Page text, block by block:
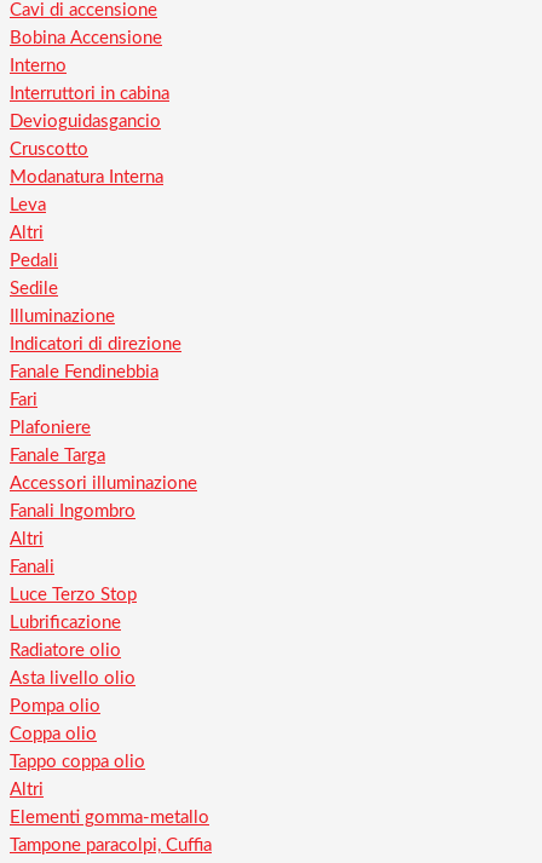
Cavi di accensione
Bobina Accensione
Interno
Interruttori in cabina
Devioguidasgancio
Cruscotto
Modanatura Interna
Leva
Altri
Pedali
Sedile
Illuminazione
Indicatori di direzione
Fanale Fendinebbia
Fari
Plafoniere
Fanale Targa
Accessori illuminazione
Fanali Ingombro
Altri
Fanali
Luce Terzo Stop
Lubrificazione
Radiatore olio
Asta livello olio
Pompa olio
Coppa olio
Tappo coppa olio
Altri
Elementi gomma-metallo
Tampone paracolpi, Cuffia